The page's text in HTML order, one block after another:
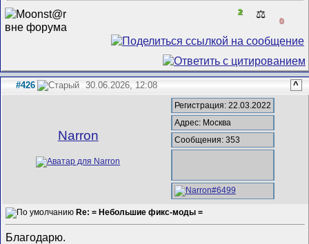
2 ⚖️
0
#426 30.06.2026, 12:08 ^
Narron
Регистрация: 22.03.2022
Адрес: Москва
Сообщения: 353
Re: = Небольшие фикс-моды =
Благодарю.